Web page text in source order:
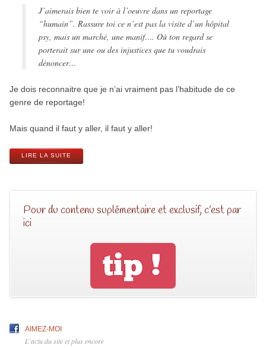
J’aimerais bien te voir à l’oeuvre dans un reportage
“humain”. Rassure toi ce n’est pas la visite d’un hôpital
psy, mais un marché, une manif…. Où ton regard se
porterait sur une ou des injustices que tu voudrais
dénoncer…
Je dois reconnaitre que je n’ai vraiment pas l’habitude de ce
genre de reportage!
Mais quand il faut y aller, il faut y aller!
LIRE LA SUITE
Pour du contenu suplémentaire et exclusif, c’est par
ici
AIMEZ-MOI
L'actu du site et plus encore